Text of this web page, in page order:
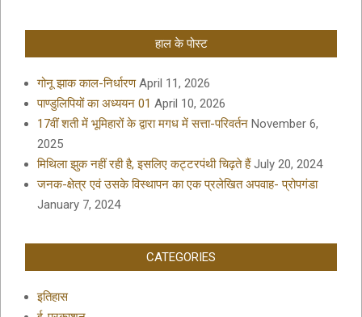
हाल के पोस्ट
गोनू झाक काल-निर्धारण April 11, 2026
पाण्डुलिपियों का अध्ययन 01 April 10, 2026
17वीं शती में भूमिहारों के द्वारा मगध में सत्ता-परिवर्तन November 6,
2025
मिथिला झुक नहीं रही है, इसलिए कट्टरपंथी चिढ़ते हैं July 20, 2024
जनक-क्षेत्र एवं उसके विस्थापन का एक प्रलेखित अपवाह- प्रोपगंडा
January 7, 2024
CATEGORIES
इतिहास